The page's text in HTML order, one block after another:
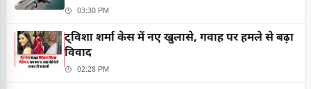
03:30 PM
ट्विशा शर्मा केस में नए खुलासे, गवाह पर हमले से बढ़ा
विवाद
02:28 PM